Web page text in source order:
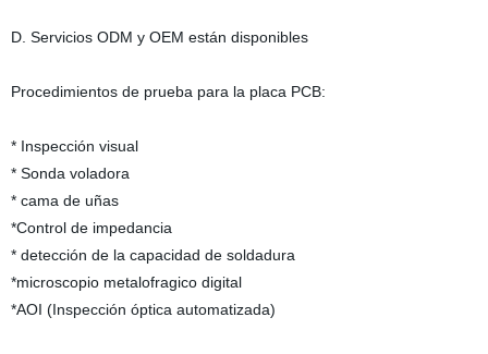
D. Servicios ODM y OEM están disponibles
Procedimientos de prueba para la placa PCB:
* Inspección visual
* Sonda voladora
* cama de uñas
*Control de impedancia
* detección de la capacidad de soldadura
*microscopio metalofragico digital
*AOI (Inspección óptica automatizada)